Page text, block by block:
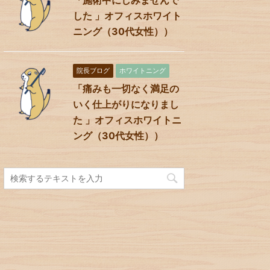
した 」オフィスホワイト
ニング（30代女性））
院長ブログ ホワイトニング
「痛みも一切なく満足の
いく仕上がりになりまし
た 」オフィスホワイトニ
ング（30代女性））